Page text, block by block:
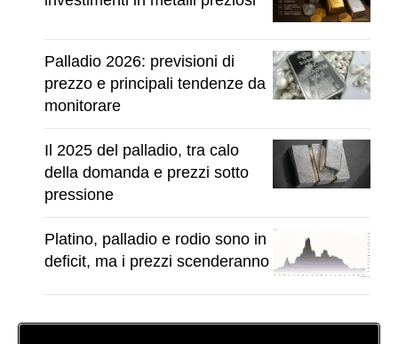
Palladio 2026: previsioni di
prezzo e principali tendenze da
monitorare
Il 2025 del palladio, tra calo
della domanda e prezzi sotto
pressione
Platino, palladio e rodio sono in
deficit, ma i prezzi scenderanno